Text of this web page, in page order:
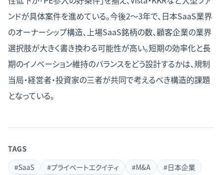
ンドが具体案件を進めている。今後2〜3年で、日本SaaS業界
のオーナーシップ構造、上場SaaS銘柄の数、顧客企業の業界
選択肢が大きく書き換わる可能性が高い。短期の効率化と長
期のイノベーション維持のバランスをどう設計するかは、規制
当局・経営者・投資家の三者が共同で考えるべき構造的課題
となっている。
TAGS
#SaaS #プライベートエクイティ #M&A #日本企業